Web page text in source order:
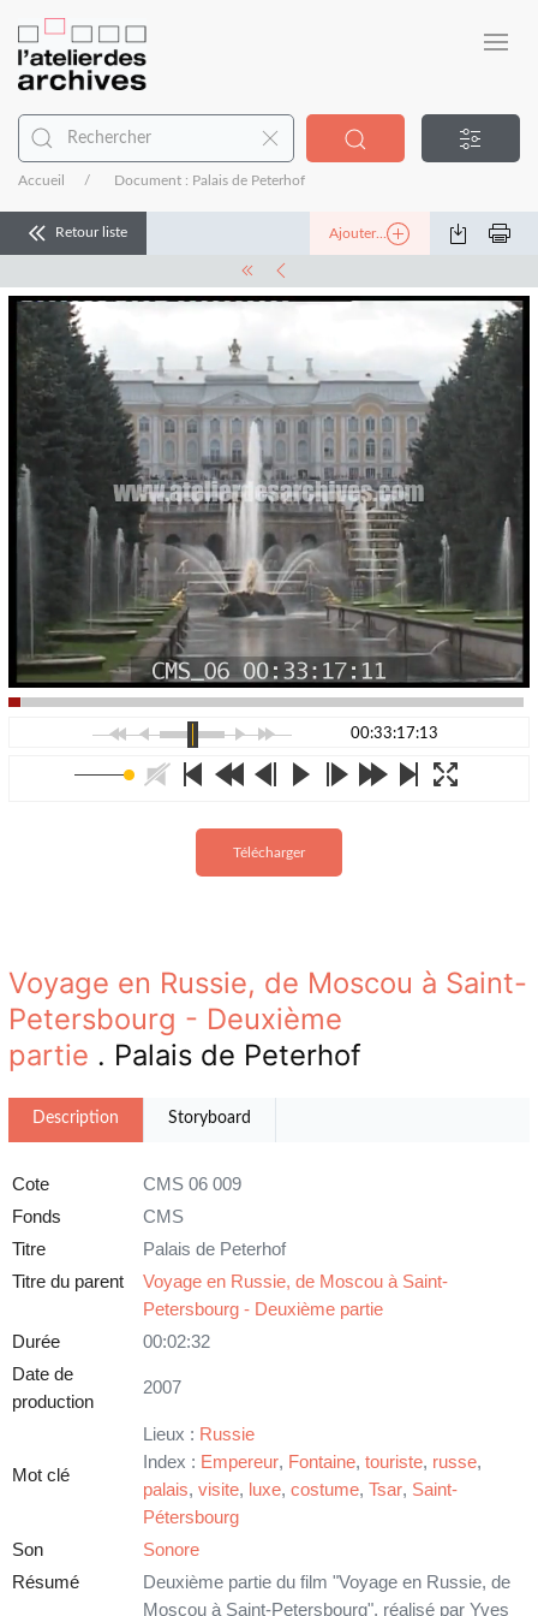
Accueil Document : Palais de Peterhof
Retour liste Ajouter...
00:33:17:13
Télécharger
Voyage en Russie, de Moscou à Saint-
Petersbourg - Deuxième
partie . Palais de Peterhof
Description Storyboard
Cote
CMS 06 009
Fonds
CMS
Titre
Palais de Peterhof
Titre du parent
Voyage en Russie, de Moscou à Saint-
Petersbourg - Deuxième partie
Durée
00:02:32
Date de
production
2007
Mot clé
Lieux : Russie
Index : Empereur, Fontaine, touriste, russe,
palais, visite, luxe, costume, Tsar, Saint-
Pétersbourg
Son
Sonore
Résumé
Deuxième partie du film "Voyage en Russie, de
Moscou à Saint-Petersbourg", réalisé par Yves